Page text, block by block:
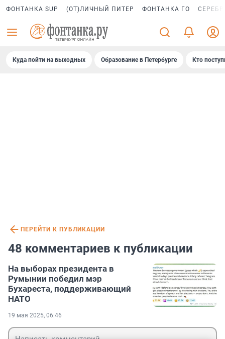
ФОНТАНКА SUP (ОТ)ЛИЧНЫЙ ПИТЕР ФОНТАНКА ГО
Куда пойти на выходных Образование в Петербурге Кто
ПЕРЕЙТИ К ПУБЛИКАЦИИ
48 комментариев к публикации
На выборах президента в
Румынии победил мэр
Бухареста, поддерживающий
НАТО
19 мая 2025, 06:46